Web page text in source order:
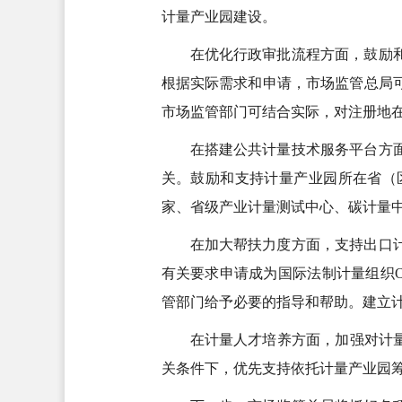
计量产业园建设。
在优化行政审批流程方面，鼓励
根据实际需求和申请，市场监管总局
市场监管部门可结合实际，对注册地
在搭建公共计量技术服务平台方
关。鼓励和支持计量产业园所在省
家、省级产业计量测试中心、碳计量
在加大帮扶力度方面，支持出口
有关要求申请成为国际法制计量组
管部门给予必要的指导和帮助。建立
在计量人才培养方面，加强对计
关条件下，优先支持依托计量产业园